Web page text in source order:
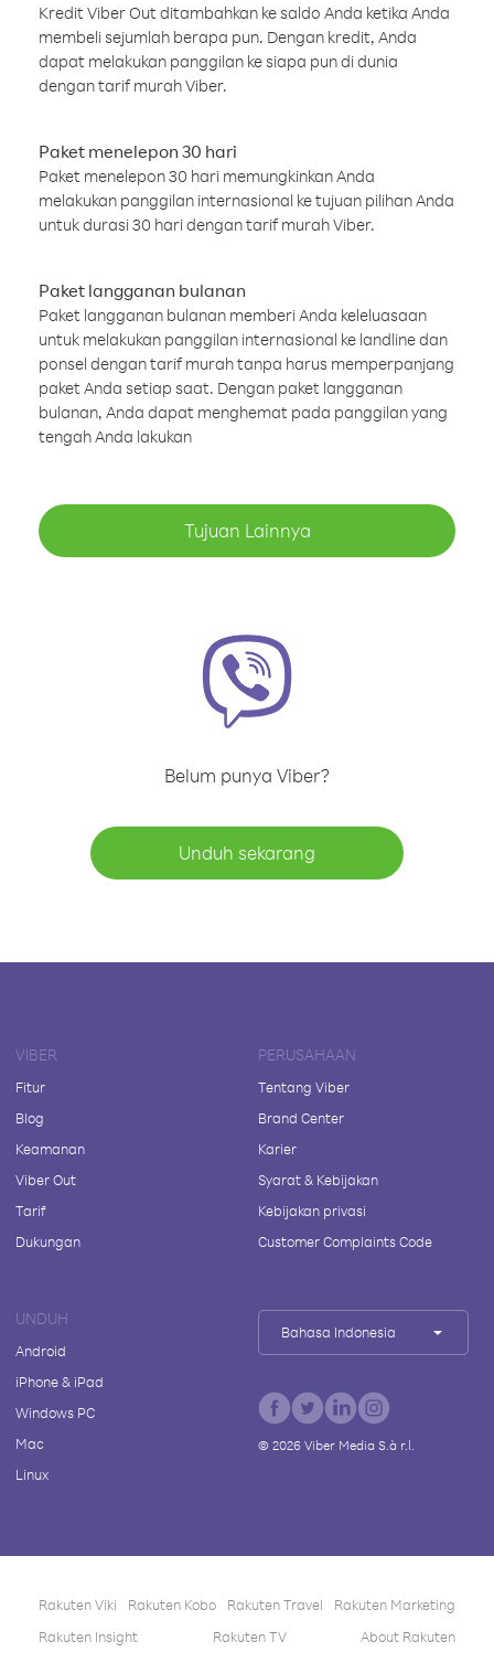
Kredit Viber Out ditambahkan ke saldo Anda ketika Anda
membeli sejumlah berapa pun. Dengan kredit, Anda
dapat melakukan panggilan ke siapa pun di dunia
dengan tarif murah Viber.
Paket menelepon 30 hari
Paket menelepon 30 hari memungkinkan Anda
melakukan panggilan internasional ke tujuan pilihan Anda
untuk durasi 30 hari dengan tarif murah Viber.
Paket langganan bulanan
Paket langganan bulanan memberi Anda keleluasaan
untuk melakukan panggilan internasional ke landline dan
ponsel dengan tarif murah tanpa harus memperpanjang
paket Anda setiap saat. Dengan paket langganan
bulanan, Anda dapat menghemat pada panggilan yang
tengah Anda lakukan
Tujuan Lainnya
Belum punya Viber?
Unduh sekarang
VIBER
Fitur
Blog
Keamanan
Viber Out
Tarif
Dukungan
PERUSAHAAN
Tentang Viber
Brand Center
Karier
Syarat & Kebijakan
Kebijakan privasi
Customer Complaints Code
UNDUH
Android
iPhone & iPad
Windows PC
Mac
Linux
Bahasa Indonesia
© 2026Viber Media S.à r.l.
Rakuten Viki Rakuten Kobo Rakuten Travel
Rakuten Marketing
Rakuten Insight
Rakuten TV About Rakuten